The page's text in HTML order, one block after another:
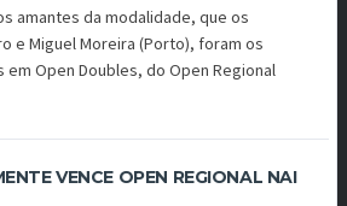
amantes da modalidade, que os
e Miguel Moreira (Porto), foram os
Open Doubles, do Open Regional
VENCE OPEN REGIONAL NAI